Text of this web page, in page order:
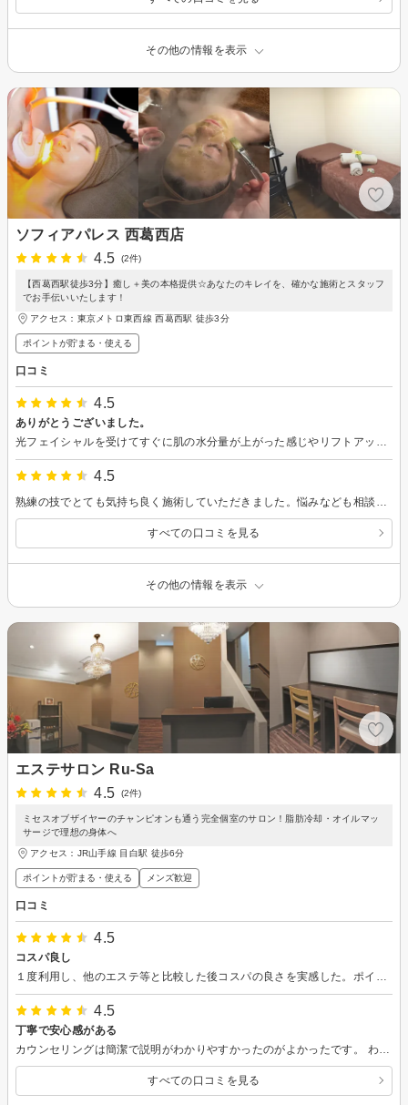
その他の情報を表示
ソフィアパレス 西葛西店
4.5
(2件)
【西葛西駅徒歩3分】癒し＋美の本格提供☆あなたのキレイを、確かな施術とスタッフ
でお手伝いいたします！
アクセス：東京メトロ東西線 西葛西駅 徒歩3分
ポイントが貯まる・使える
口コミ
4.5
ありがとうございました。
4.5
すべての口コミを見る
その他の情報を表示
エステサロン Ru-Sa
4.5
(2件)
ミセスオブザイヤーのチャンピオンも通う完全個室のサロン！脂肪冷却・オイルマッ
サージで理想の身体へ
アクセス：JR山手線 目白駅 徒歩6分
ポイントが貯まる・使える メンズ歓迎
口コミ
4.5
コスパ良し
4.5
丁寧で安心感がある
カウンセリングは簡潔で説明がわかりやすかったのがよかったです。 わたしは気になってたセルトーンを初めてうけて、はじめは音にびっくりしましたが、途中から金属のカスタネットで叩いてるみたいなかんじで、響く感じも凝り固まったセルライトを液状にしてくれてそうな期待が持てました。 医療ではない脂肪冷却もはじめてでしたが、痛みはなくスヤスヤ寝てしまうくらいでした。 翌日から運動するのを推奨されたので効果が最大になる今日からがんばります！
すべての口コミを見る